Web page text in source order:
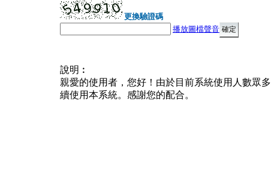
更換驗證碼
播放圖檔聲音
說明︰
親愛的使用者，您好！由於目前系統使用人數眾
續使用本系統。感謝您的配合。